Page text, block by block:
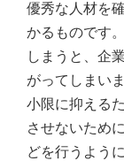
優秀な人材を
かるものです
しまうと、企
がってしまい
小限に抑える
させないため
どを行うよう